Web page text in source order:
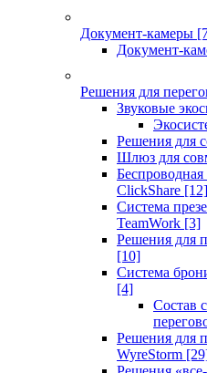
Документ-камеры
Документ-
Решения для
Звуковые
Решения для
Шлюз для
ClickShare [12]
Система
TeamWork [3]
Решения для
[10]
Система
[4]
Состав
Решения для
WyreStorm